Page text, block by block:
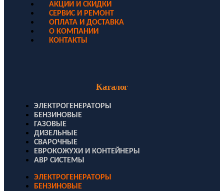
АКЦИИ И СКИДКИ
СЕРВИС И РЕМОНТ
ОПЛАТА И ДОСТАВКА
О КОМПАНИИ
КОНТАКТЫ
Каталог
ЭЛЕКТРОГЕНЕРАТОРЫ
БЕНЗИНОВЫЕ
ГАЗОВЫЕ
ДИЗЕЛЬНЫЕ
СВАРОЧНЫЕ
ЕВРОКОЖУХИ И КОНТЕЙНЕРЫ
АВР СИСТЕМЫ
ЭЛЕКТРОГЕНЕРАТОРЫ
БЕНЗИНОВЫЕ